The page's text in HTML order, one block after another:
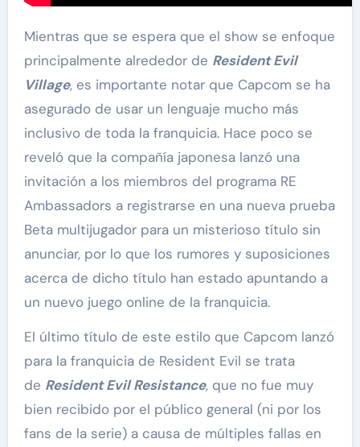
Mientras que se espera que el show se enfoque
principalmente alrededor de Resident Evil
Village, es importante notar que Capcom se ha
asegurado de usar un lenguaje mucho más
inclusivo de toda la franquicia. Hace poco se
reveló que la compañía japonesa lanzó una
invitación a los miembros del programa RE
Ambassadors a registrarse en una nueva prueba
Beta multijugador para un misterioso título sin
anunciar, por lo que los rumores y suposiciones
acerca de dicho título han estado apuntando a
un nuevo juego online de la franquicia.
El último título de este estilo que Capcom lanzó
para la franquicia de Resident Evil se trata
de Resident Evil Resistance, que no fue muy
bien recibido por el público general (ni por los
fans de la serie) a causa de múltiples fallas en